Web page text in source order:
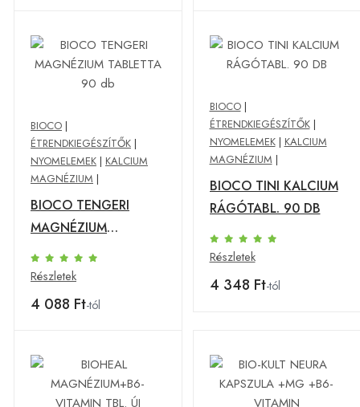
BIOCO |
ÉTRENDKIEGÉSZÍTŐK |
NYOMELEMEK | KALCIUM
MAGNÉZIUM |
BIOCO TENGERI
MAGNÉZIUM
TABLETTA 90 db
Részletek
4 088 Ft-tól
BIOCO|
ÉTRENDKIEGÉSZÍTŐK|
NYOMELEMEK| KALCIUM
MAGNÉZIUM |
BIOCO TINI KALCIUM
RÁGÓTABL. 90 DB
Részletek
4 348 Ft-tól